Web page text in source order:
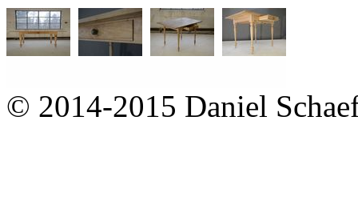
© 2014-2015 Daniel